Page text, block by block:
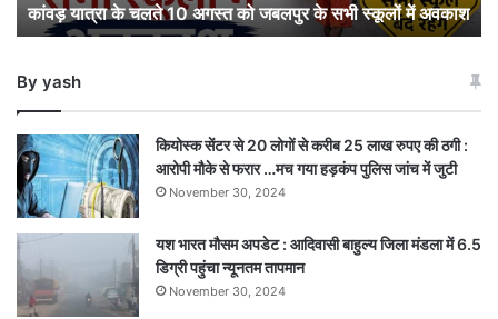
सभी
स्कूलों
अवकाश
कांवड़ यात्रा के चलते 10 अगस्त को जबलपुर के सभी स्कूलों में अवकाश
By yash
कियोस्क सेंटर से 20 लोगों से करीब 25 लाख रुपए की ठगी :
आरोपी मौके से फरार …मच गया हड़कंप पुलिस जांच में जुटी
November 30, 2024
यश भारत मौसम अपडेट : आदिवासी बाहुल्य जिला मंडला में 6.5
डिग्री पहुंचा न्यूनतम तापमान
November 30, 2024